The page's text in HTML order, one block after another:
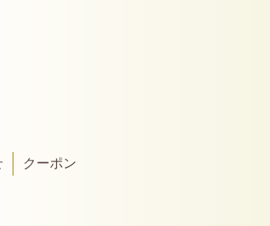
クーポン